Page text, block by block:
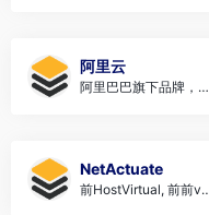
阿里云
阿里巴巴旗下品牌，有
NetActuate
前HostVirtual, 前前vr.